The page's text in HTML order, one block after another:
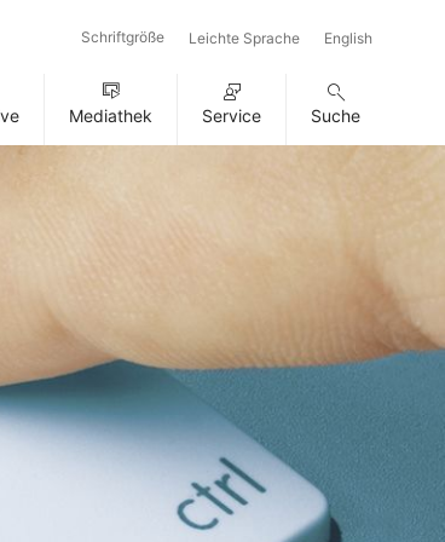
Schriftgröße Leichte Sprache English
Mediathek Service Suche